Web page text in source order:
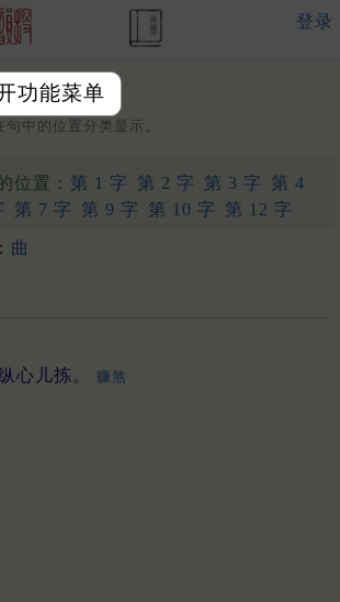
功能菜单
登录
中的位置分类显示。
位置： 第 1 字 第 2 字 第 3 字
第 4
第 7 字 第 9 字 第 10 字 第 12 字
曲
心儿拣。
赚煞